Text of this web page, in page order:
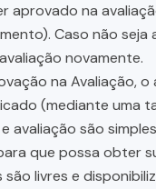
aprovado na
Caso não seja
novamente.
na Avaliação,
(mediante uma
avaliação são
que possa obter
são livres e